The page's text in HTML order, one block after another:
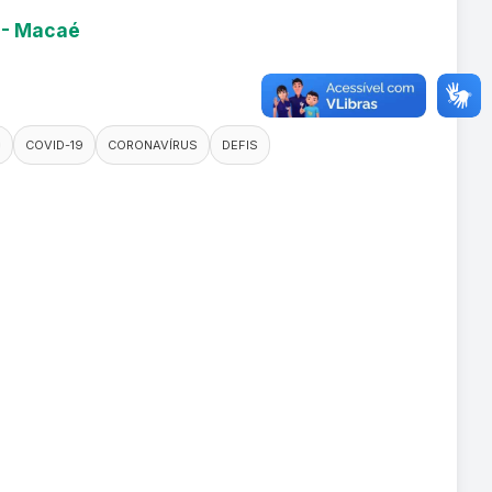
Macaé
COVID-19 CORONAVÍRUS
DEFIS